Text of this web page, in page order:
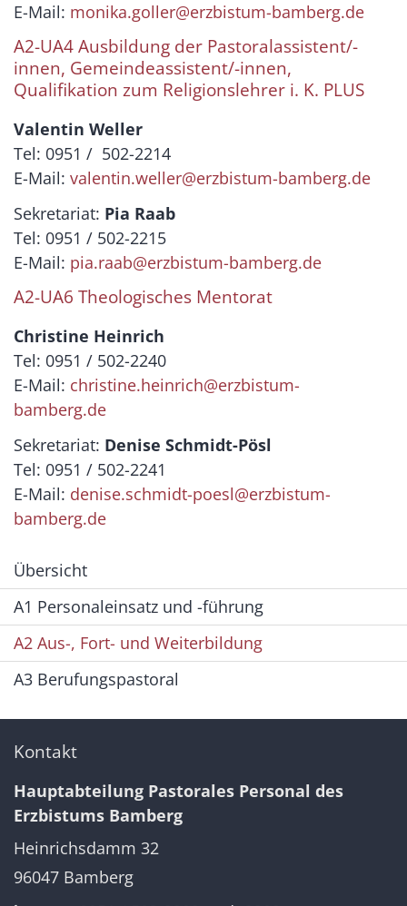
E-Mail: monika.goller@erzbistum-bamberg.de
A2-UA4 Ausbildung der Pastoralassistent/-
innen, Gemeindeassistent/-innen,
Qualifikation zum Religionslehrer i. K. PLUS
Valentin Weller
Tel: 0951 / 502-2214
E-Mail: valentin.weller@erzbistum-bamberg.de
Sekretariat: Pia Raab
Tel: 0951 / 502-2215
E-Mail: pia.raab@erzbistum-bamberg.de
A2-UA6 Theologisches Mentorat
Christine Heinrich
Tel: 0951 / 502-2240
E-Mail: christine.heinrich@erzbistum-
bamberg.de
Sekretariat: Denise Schmidt-Pösl
Tel: 0951 / 502-2241
E-Mail: denise.schmidt-poesl@erzbistum-
bamberg.de
Übersicht
A1 Personaleinsatz und -führung
A2 Aus-, Fort- und Weiterbildung
A3 Berufungspastoral
Kontakt
Hauptabteilung Pastorales Personal des
Erzbistums Bamberg
Heinrichsdamm 32
96047 Bamberg